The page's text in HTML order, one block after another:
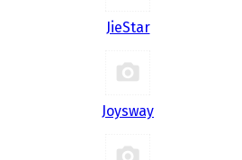
JieStar
Joysway